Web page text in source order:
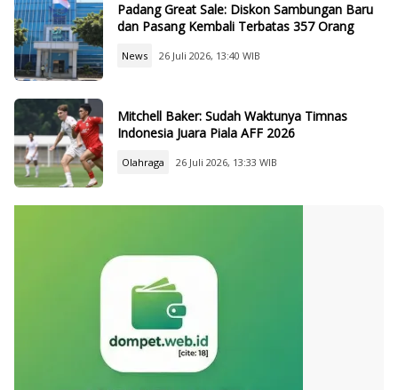
Padang Great Sale: Diskon Sambungan Baru
dan Pasang Kembali Terbatas 357 Orang
News 26 Juli 2026, 13:40 WIB
Mitchell Baker: Sudah Waktunya Timnas
Indonesia Juara Piala AFF 2026
Olahraga 26 Juli 2026, 13:33 WIB